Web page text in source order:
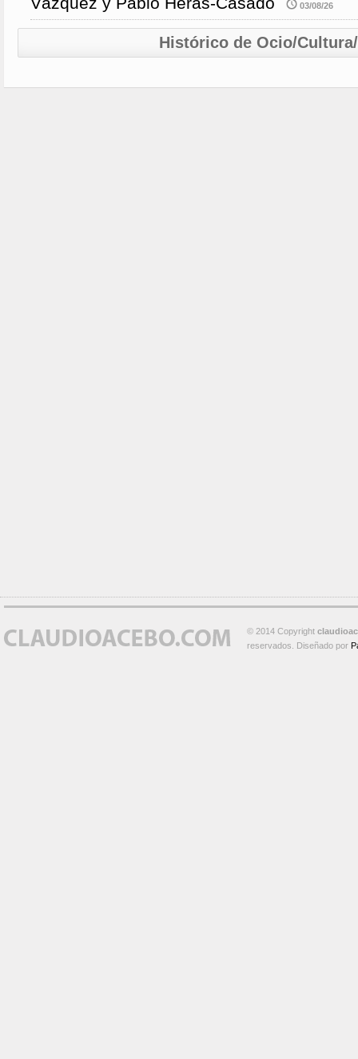
03/08/26
Histórico de Ocio/
© 2014 Copyright
reservados. Diseñado por